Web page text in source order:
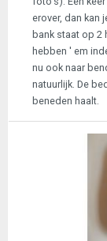
erover, dan kan
bank staat op 2
hebben ' em
nu ook naar
natuurlijk. De
beneden haalt.